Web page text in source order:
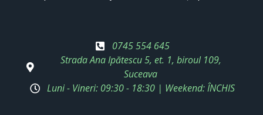
0745 554 645
Strada Ana Ipătescu 5, et. 1, biroul 109,
Suceava
Luni - Vineri: 09:30 - 18:30 | Weekend: ÎNCHIS